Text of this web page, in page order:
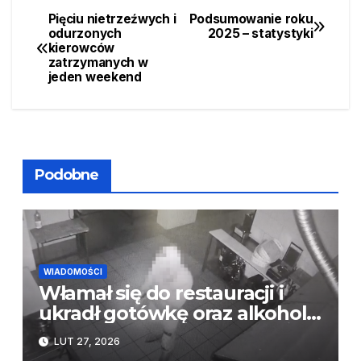
Nawigacja
wpisu
Podsumowanie roku
2025 – statystyki
Pięciu nietrzeźwych i
odurzonych
kierowców
zatrzymanych w
jeden weekend
Podobne
WIADOMOŚCI
Włamał się do restauracji i
ukradł gotówkę oraz alkohol.
Poszukiwany recydywista
zatrzymany
LUT 27, 2026